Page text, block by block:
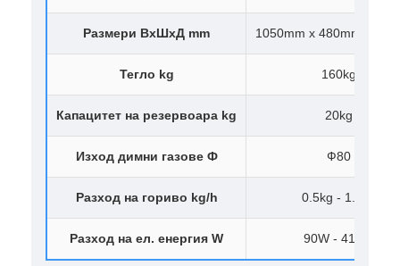
Размери ВхШхД mm 1050mm x 480mm x
Тегло kg 160kg
Капацитет на резервоара kg 20kg
Изход димни газове Ф Ф80
Разход на гориво kg/h 0.5kg - 1.5kg
Разход на ел. енергия W 90W - 410W